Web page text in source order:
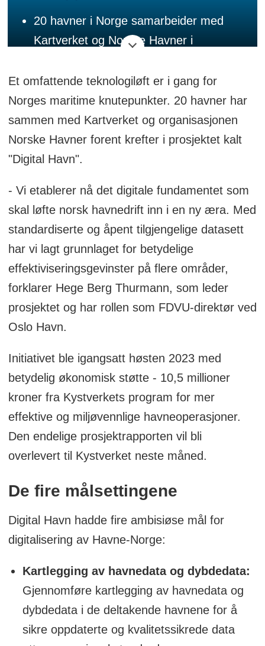
20 havner i Norge samarbeider med
Kartverket og Norske Havner i
modernisere havnedriften.
Prosjektet har som mål å standardisere
og effektivisere havnedata, utvikle en
nasjonal løsning for sikringskontrakter,
og integrere med SafeSeaNet.
Til tross for utfordringer med EU-
direktiv, har prosjektet utviklet
brukervennlige løsninger og lagt
grunnlaget for fremtidig digitalisering.
Oppsummeringen er generert av Labrador
AI, men gjennomlest av en journalist.
Et omfattende teknologiløft er i gang for
Norges maritime knutepunkter. 20 havner har
sammen med Kartverket og organisasjonen
Norske Havner forent krefter i prosjektet kalt
"Digital Havn".
- Vi etablerer nå det digitale fundamentet som
skal løfte norsk havnedrift inn i en ny æra. Med
standardiserte og åpent tilgjengelige datasett
har vi lagt grunnlaget for betydelige
effektiviseringsgevinster på flere områder,
forklarer Hege Berg Thurmann, som leder
prosjektet og har rollen som FDVU-direktør ved
Oslo Havn.
Initiativet ble igangsatt høsten 2023 med
betydelig økonomisk støtte - 10,5 millioner
kroner fra Kystverkets program for mer
effektive og miljøvennlige havneoperasjoner.
Den endelige prosjektrapporten vil bli
overlevert til Kystverket neste måned.
De fire målsettingene
Digital Havn hadde fire ambisiøse mål for
digitalisering av Havne-Norge:
Kartlegging av havnedata og dybdedata:
Gjennomføre kartlegging av havnedata og
dybdedata i de deltakende havnene for å
sikre oppdaterte og kvalitetssikrede data